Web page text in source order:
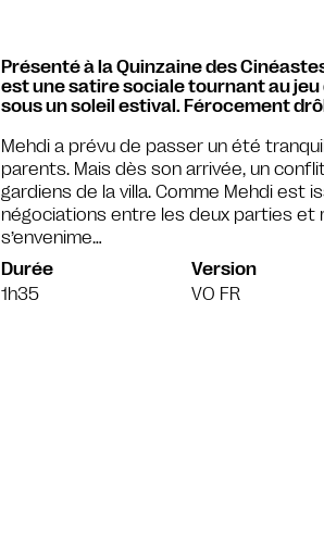
Présenté à la Quinzaine des
est une satire sociale tournant au
sous un soleil estival. Férocement
Mehdi a prévu de passer un été
parents. Mais dès son arrivée, un
gardiens de la villa. Comme Mehdi est
négociations entre les deux parties et
s’envenime…
Durée
1h35
Version
VO FR